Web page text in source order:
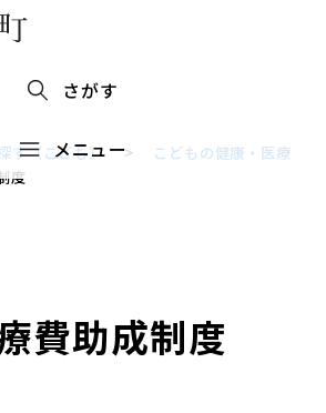
さがす
メニュー
す（こども）> こどもの健康・医療
度
費助成制度